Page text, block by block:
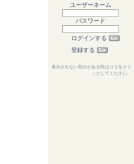
ユーザーネーム
パスワード
ログインする
登録する
表示されない部分がある時はココをクリ
ックしてください。